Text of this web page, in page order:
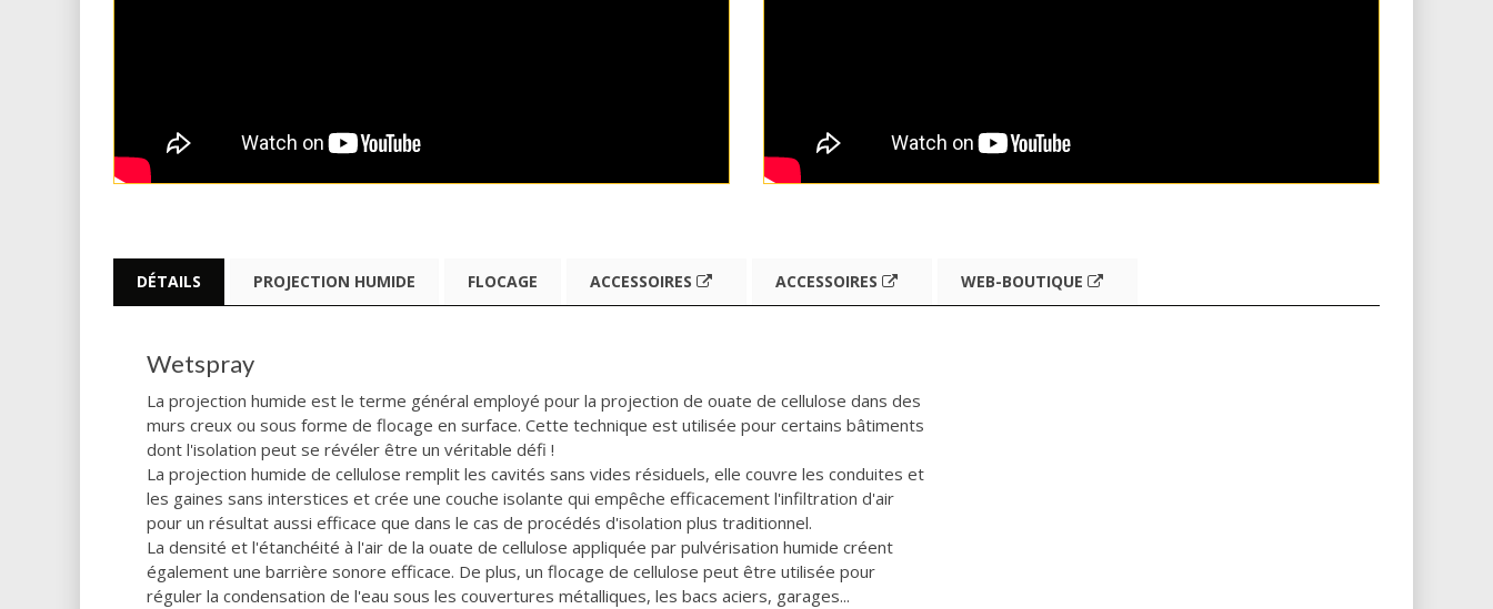
DÉTAILS PROJECTION HUMIDE FLOCAGE ACCESSOIRES ACCESSOIRES WEB-BOUTIQUE
Wetspray
La projection humide est le terme général employé pour la projection de ouate de cellulose dans des
murs creux ou sous forme de flocage en surface. Cette technique est utilisée pour certains bâtiments
dont l'isolation peut se révéler être un véritable défi !
La projection humide de cellulose remplit les cavités sans vides résiduels, elle couvre les conduites et
les gaines sans interstices et crée une couche isolante qui empêche efficacement l'infiltration d'air
pour un résultat aussi efficace que dans le cas de procédés d'isolation plus traditionnel.
La densité et l'étanchéité à l'air de la ouate de cellulose appliquée par pulvérisation humide créent
également une barrière sonore efficace. De plus, un flocage de cellulose peut être utilisée pour
réguler la condensation de l'eau sous les couvertures métalliques, les bacs aciers, garages...